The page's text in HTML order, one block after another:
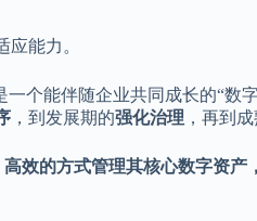
能力。
一个能伴随企业共同成长的“
，到发展期的强化治理 ，再到
效的方式管理其核心数字资